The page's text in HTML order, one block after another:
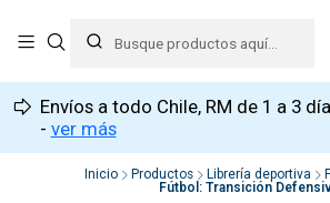
Envíos a todo Chile, RM de 1 a 3
- ver más
Inicio Productos Librería deportiva
Fútbol: Transición